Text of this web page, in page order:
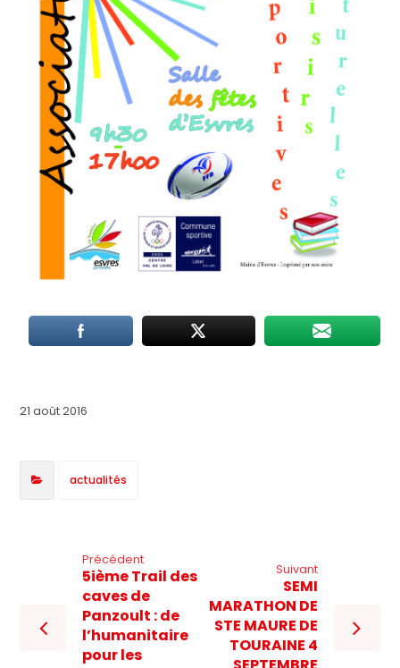
21 août 2016
actualités
Précédent
5ième Trail des
caves de
Panzoult : de
l’humanitaire
pour les
Suivant
SEMI
MARATHON DE
STE MAURE DE
TOURAINE 4